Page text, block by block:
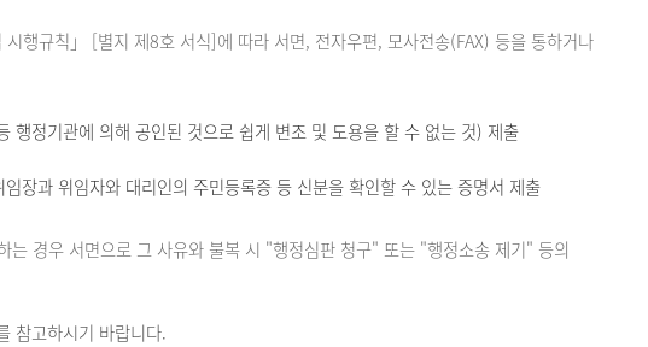
행규칙」 [별지 제8호 서식]에 따라 서면, 전자우편, 모사전송(FAX) 등을 통하거나
행정기관에 의해 공인된 것으로 쉽게 변조 및 도용을 할 수 없는 것) 제출
장과 위임자와 대리인의 주민등록증 등 신분을 확인할 수 있는 증명서 제출
경우 서면으로 그 사유와 불복 시 "행정심판 청구" 또는 "행정소송 제기" 등의
참고하시기 바랍니다.